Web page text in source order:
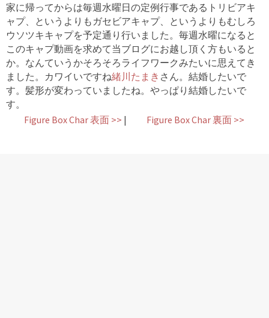
家に帰ってからは毎週水曜日の定例行事であるトリビアキ
ャプ、というよりもガセビアキャプ、というよりもむしろ
ウソツキキャプを予定通り行いました。毎週水曜になると
このキャプ動画を求めて当ブログにお越し頂く方もいると
か。なんていうかそろそろライフワークみたいに思えてき
ました。カワイいですね緒川たまき さん。結婚したいで
す。髪形が変わっていましたね。やっぱり結婚したいで
す。
Figure Box Char 表面 >> | Figure Box Char 裏面 >>